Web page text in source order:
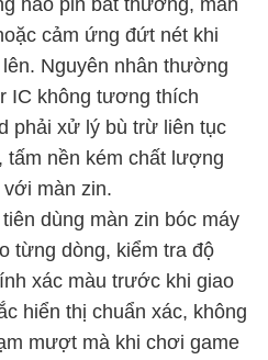
cảm ứng đứt nét khi
Nguyên nhân thường
IC không tương thích
phải xử lý bù trừ liên tục
nền kém chất lượng
màn zin.
dùng màn zin bóc máy
từng dòng, kiểm tra độ
xác màu trước khi giao
hiển thị chuẩn xác, không
mượt mà khi chơi game